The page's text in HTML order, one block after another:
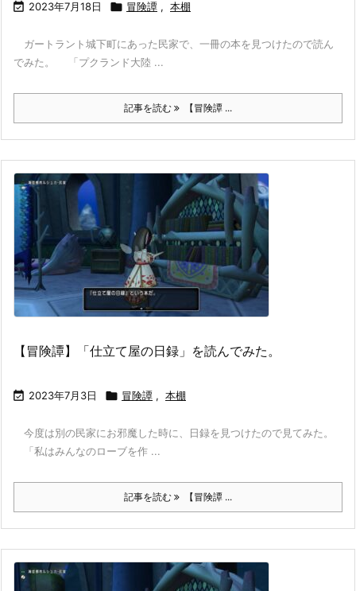
 2023年7月18日  冒険譚 , 本棚
ガートラント城下町にあった民家で、一冊の本を見つけたので読ん
でみた。 「プクランド大陸 ...
記事を読む 【冒険譚 ...
【冒険譚】「仕立て屋の日録」を読んでみた。
 2023年7月3日  冒険譚 , 本棚
今度は別の民家にお邪魔した時に、日録を見つけたので見てみた。
「私はみんなのローブを作 ...
記事を読む 【冒険譚 ...